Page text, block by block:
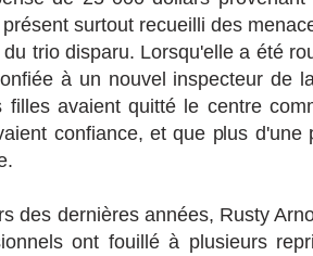
surtout recueilli des
du trio disparu. Lorsqu'elle a été
à un nouvel inspecteur de
filles avaient quitté le centre
confiance, et que plus d'une
des dernières années, Rusty
ont fouillé à plusieurs